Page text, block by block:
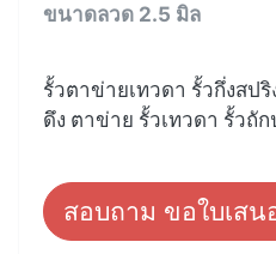
ขนาดลวด 2.5 มิล
รั้วตาข่ายเทวดา รั้วกึ่งสป
ดึง ตาข่าย รั้วเทวดา รั้วถั
สอบถาม ขอใบเสน